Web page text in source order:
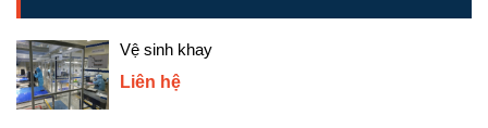
Vệ sinh khay
Liên hệ